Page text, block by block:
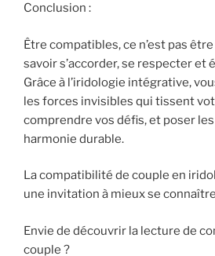
Conclusion :
Être compatibles, ce n’est pas
savoir s’accorder, se respecter et
Grâce à l’iridologie intégrative,
les forces invisibles qui tissent
comprendre vos défis, et poser les
harmonie durable.
La compatibilité de couple en
une invitation à mieux se
Envie de découvrir la lecture de
couple ?